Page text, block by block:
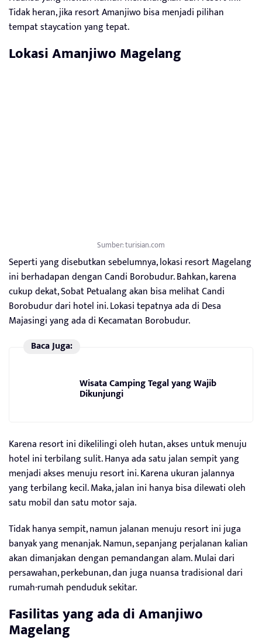
Tidak heran, jika resort Amanjiwo bisa menjadi pilihan
tempat staycation yang tepat.
LokasiAmanjiwo Magelang
Sumber: turisian.com
Seperti yang disebutkan sebelumnya, lokasi resort Magelang
ini berhadapan dengan Candi Borobudur. Bahkan, karena
cukup dekat, Sobat Petualang akan bisa melihat Candi
Borobudur dari hotel ini. Lokasi tepatnya ada di Desa
Majasingi yang ada di Kecamatan Borobudur.
Baca Juga:
Wisata Camping Tegal yang Wajib
Dikunjungi
Karena resort ini dikelilingi oleh hutan, akses untuk menuju
hotel ini terbilang sulit. Hanya ada satu jalan sempit yang
menjadi akses menuju resort ini. Karena ukuran jalannya
yang terbilang kecil. Maka, jalan ini hanya bisa dilewati oleh
satu mobil dan satu motor saja.
Tidak hanya sempit, namun jalanan menuju resort ini juga
banyak yang menanjak. Namun, sepanjang perjalanan kalian
akan dimanjakan dengan pemandangan alam. Mulai dari
persawahan, perkebunan, dan juga nuansa tradisional dari
rumah-rumah penduduk sekitar.
Fasilitas yang ada diAmanjiwo
Magelang